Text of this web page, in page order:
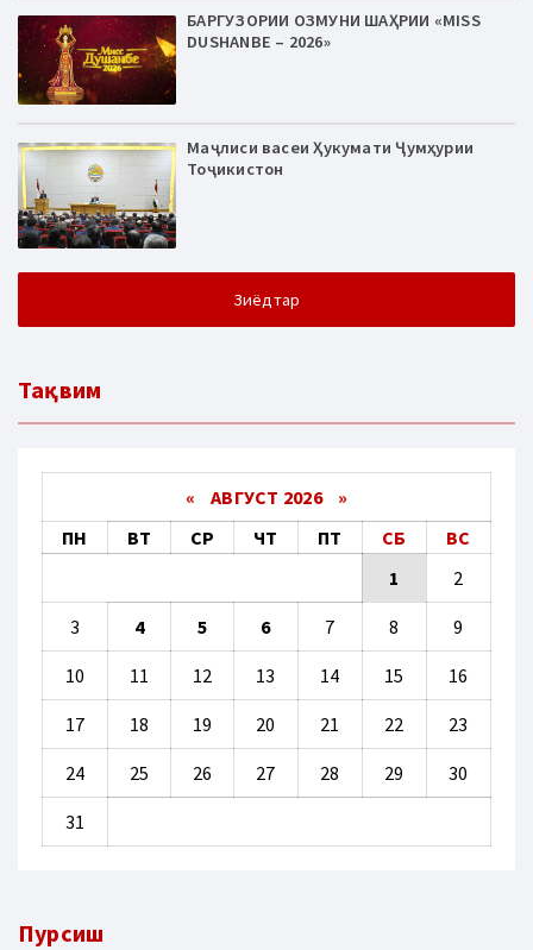
БАРГУЗОРИИ ОЗМУНИ ШАҲРИИ «MISS
DUSHANBE – 2026»
Маҷлиси васеи Ҳукумати Ҷумҳурии
Тоҷикистон
Зиёдтар
Тақвим
« АВГУСТ 2026 »
ПН
ВТ СР ЧТ ПТ СБ
ВС
1
2
3 4 5 6 7 8 9
10 11 12 13 14 15 16
17 18 19 20 21 22 23
24 25 26 27 28 29 30
31
Пурсиш